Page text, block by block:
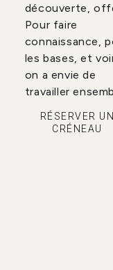
découverte,
Pour faire
connaissance,
les bases, et
on a envie de
travailler
RÉSERVER UN
CRÉNEAU